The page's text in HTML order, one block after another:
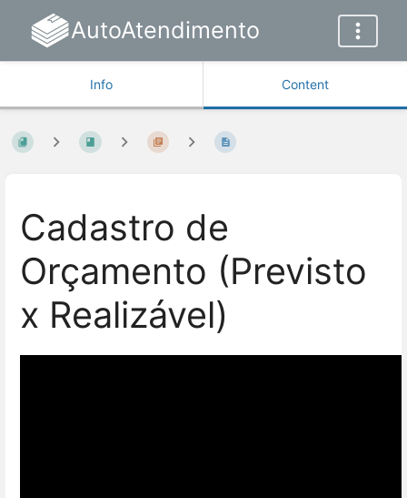
AutoAtendimento
Info Content
Cadastro de
Orçamento (Previsto
x Realizável)